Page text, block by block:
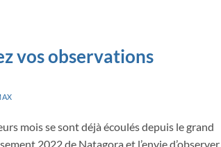
vos observations
mois se sont déjà écoulés depuis le grand
2022 de Natagora et l’envie d’observer